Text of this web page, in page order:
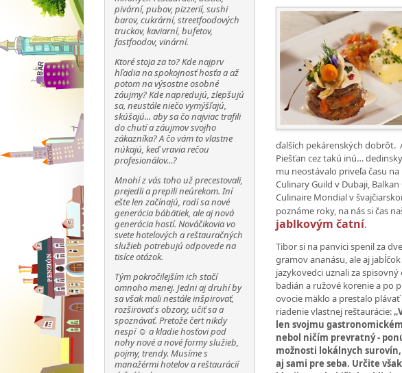
ďalších pekárenských dobrôt.
Piešťan cez takú inú…
mu neostávalo priveľa času
Culinary Guild v Dubaji,
Culinaire Mondial v
poznáme roky, na nás si čas
jablkovým čatní.
Tibor si na panvici spenil za
gramov ananásu, ale aj
jazykovedci uznali za
badián a ružové korenie a po
ovocie mäklo a prestalo
riadenie vlastnej reštaurácie:
len svojmu
nebol ničím prevratný -
možnosti lokálnych
aj sami pre seba. Určite
pivární, pubov, pizzerií, sushi
barov, cukrární, streetfoodových
truckov, kaviarní, bufetov,
fastfoodov, vinární.
Ktoré stoja za to? Kde najprv
hľadia na spokojnosť hosťa a až
potom na výsostne osobné
záujmy? Kde napredujú, zlepšujú
sa, neustále niečo vymýšľajú,
skúšajú... aby sa čo najviac trafili
do chutí a záujmov svojho
zákazníka? A čo vám to vlastne
núkajú, keď vravia rečou
profesionálov...?
Mnohí z vás toho už precestovali,
prejedli a prepili neúrekom. Iní
ešte len začínajú, rodí sa nové
generácia bábätiek, ale aj nová
generácia hostí. Nováčikovia vo
svete hotelových a reštauračných
služieb potrebujú odpovede na
tisíce otázok.
Tým pokročilejším ich stačí
omnoho menej. Jedni aj druhí by
sa však mali nestále inšpirovať,
rozširovať s obzory, učiť sa a
spoznávať. Pretože čert nikdy
nespí ☺ a kladie hosťovi pod
nohy nové a nové formy služieb,
pojmy, trendy. Musíme s
manažérmi hotelov a reštaurácií